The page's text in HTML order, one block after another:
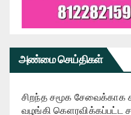
அண்மை செய்திகள்
சிறந்த சமூக சேவைக்காக
வழங்கி கௌரவிக்கப்பட்ட